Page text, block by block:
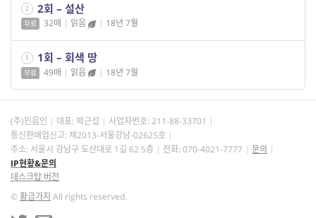
2 2회 – 설산
무료 32매 | 읽음 | 18년 7월
1 1회 – 회색 땅
무료 49매 | 읽음 | 18년 7월
(주)민음인 대표: 박근섭 사업자번호: 211-88-33701
통신판매업신고: 제2013-서울강남-02625호
주소: 서울시 강남구 도산대로 1길 62 5층
전화: 070-4021-7777
문의
IP현황&문의
데스크탑 버전
©황금가지 All rights reserved.